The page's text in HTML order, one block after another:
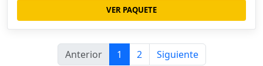
VER PAQUETE
Anterior 1 2 Siguiente